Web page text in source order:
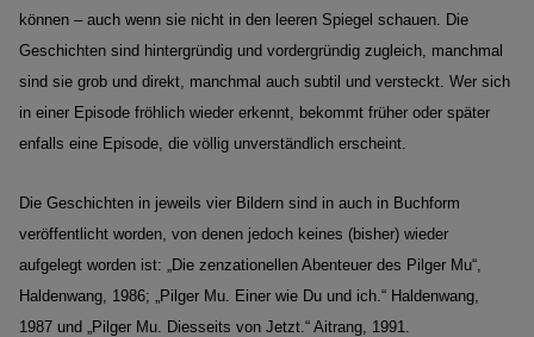
können – auch wenn sie nicht in den leeren Spiegel schauen. Die
Geschichten sind hintergründig und vordergründig zugleich, manchmal
sind sie grob und direkt, manchmal auch subtil und versteckt. Wer sich
in einer Episode fröhlich wieder erkennt, bekommt früher oder später
enfalls eine Episode, die völlig unverständlich erscheint.
Die Geschichten in jeweils vier Bildern sind in auch in Buchform
veröffentlicht worden, von denen jedoch keines (bisher) wieder
aufgelegt worden ist: „Die zenzationellen Abenteuer des Pilger Mu“,
Haldenwang, 1986; „Pilger Mu. Einer wie Du und ich.“ Haldenwang,
1987 und „Pilger Mu. Diesseits von Jetzt.“ Aitrang, 1991.